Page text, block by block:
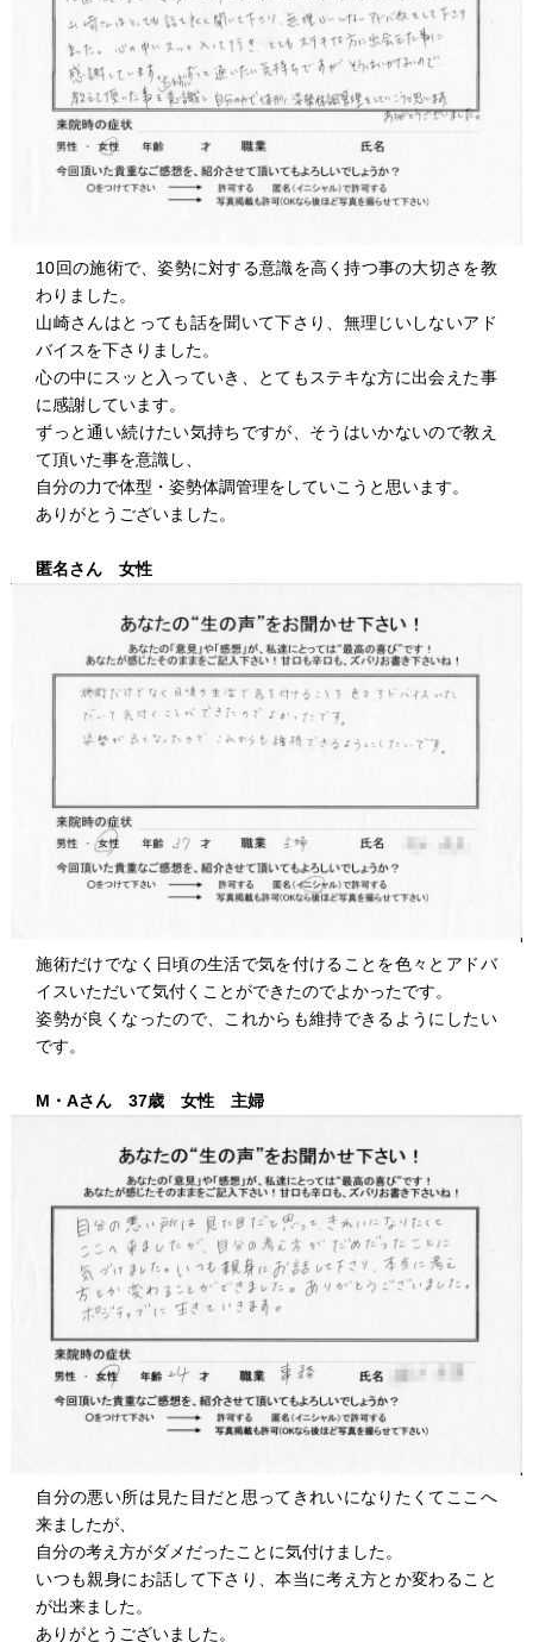
10回の施術で、姿勢に対する意識を高く持つ事の大切さを教
わりました。
山崎さんはとっても話を聞いて下さり、無理じいしないアド
バイスを下さりました。
心の中にスッと入っていき、とてもステキな方に出会えた事
に感謝しています。
ずっと通い続けたい気持ちですが、そうはいかないので教え
て頂いた事を意識し、
自分の力で体型・姿勢体調管理をしていこうと思います。
ありがとうございました。
匿名さん 女性
施術だけでなく日頃の生活で気を付けることを色々とアドバ
イスいただいて気付くことができたのでよかったです。
姿勢が良くなったので、これからも維持できるようにしたい
です。
M・Aさん 37歳 女性 主婦
自分の悪い所は見た目だと思ってきれいになりたくてここへ
来ましたが、
自分の考え方がダメだったことに気付けました。
いつも親身にお話して下さり、本当に考え方とか変わること
が出来ました。
ありがとうございました。